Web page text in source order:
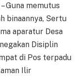
Guna memutus
binaannya, Sertu
aparatur Desa
Disiplin
di Pos terpadu
Ilir